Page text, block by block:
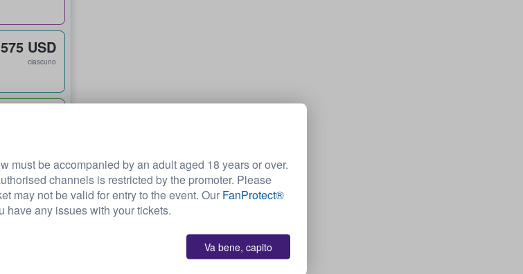
575 USD
ciascuno
must be accompanied by an adult aged 18 years or over.
channels is restricted by the promoter. Please
may not be valid for entry to the event. Our FanProtect®
have any issues with your tickets.
Va bene, capito